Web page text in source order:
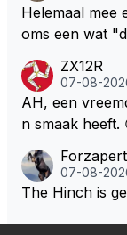
Helemaal mee eens Wim, Hij
oms een wat
l bij Windsor
aces zijn dit
ZX12R
07-08-
AH, een
n smaak heeft.
07-08-
The Hinch is